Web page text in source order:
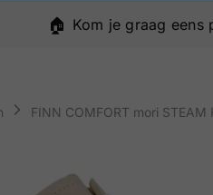
🏠 Kom je graag eens
FINN COMFORT mori STEAM